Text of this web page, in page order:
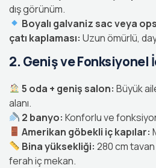
dış görünüm.
Boyalı galvaniz sac veya
çatı kaplaması: Uzun ömürlü,
2. Geniş ve Fonksiyonel
5 oda + geniş salon: Büyük
alanı.
2 banyo: Konforlu ve
Amerikan göbekli iç kapılar:
Bina yüksekliği: 280 cm
ferah iç mekan.